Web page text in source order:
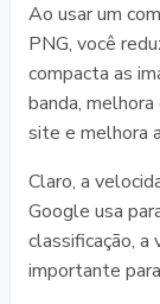
Ao usar um
PNG, você
compacta as
banda,
site e melhora
Claro, a
Google usa
classificação, a
importante